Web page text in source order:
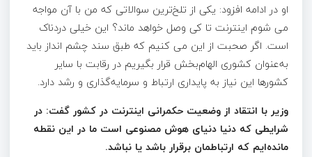
او در ادامه افزود: یکی از تلخ‌ترین سوالاتی که من با آن مواجه
می شوم اینترنت تا کی وصل خواهد ماند؟ این خیلی دردناک
است. اگر صحبت از این می کنیم که طبق سند چشم انداز باید
به‌عنوان کشوری الهام‌بخش قرار بگیریم در رقابت با سایر
کشورها این نیاز به پایداری ارتباط و سرمایه‌گذاری و رشد دارد.
وزیر با انتقاد از وضعیت حکمرانی اینترنت در کشور گفت: در
شرایطی که دنیا دنیای هوش مصنوعی است ما در این نقطه
مانده‌ایم که ارتباطمان برقرار باشد یا نباشد.